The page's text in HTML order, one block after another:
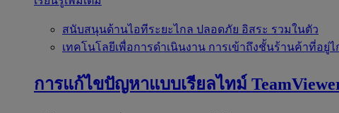
สนับสนุนด้านไอทีระยะไกล ปลอดภัย อิสระ รวมในตัว
เทคโนโลยีเพื่อการดำเนินงาน การเข้าถึงชั้นร้านค้าที่อยู่ไ
การแก้ไขปัญหาแบบเรียลไทม์